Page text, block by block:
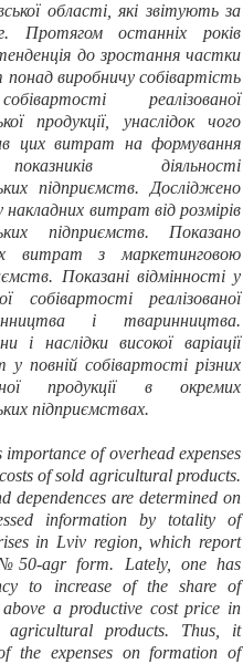
області, які звітують за
останніх років
до зростання частки
виробничу собівартість
реалізованої
продукції, унаслідок чого
цих витрат на формування
діяльності
підприємств. Досліджено
накладних витрат від розмірів
підприємств. Показано
витрат з маркетинговою
Показані відмінності у
собівартості реалізованої
і тваринництва.
і наслідки високої варіації
повній собівартості різних
продукції в окремих
підприємствах.
of overhead expenses
of sold agricultural products.
dependences are determined on
information by totality of
in Lviv region, which report
agr form. Lately, one has
to increase of the share of
above a productive cost price in
products. Thus, it
the expenses on formation of